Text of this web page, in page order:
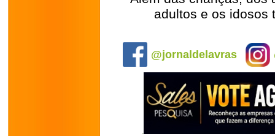
adultos e os idosos
@jornaldelavras